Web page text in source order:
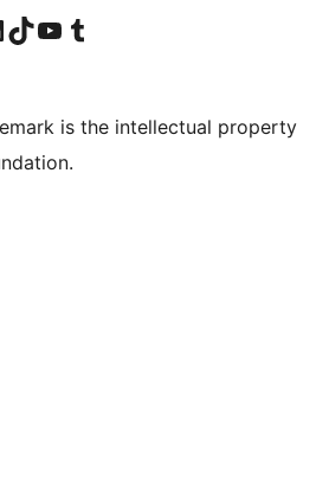
લોઅમારા TikTok એકાઉન્ટની મુલાકાત લોઅમારી YouTube ચેનલની મુલાકાત લો અમારા Tumblr એકાઉન્ટની મુલાકાત લો
is the intellectual property